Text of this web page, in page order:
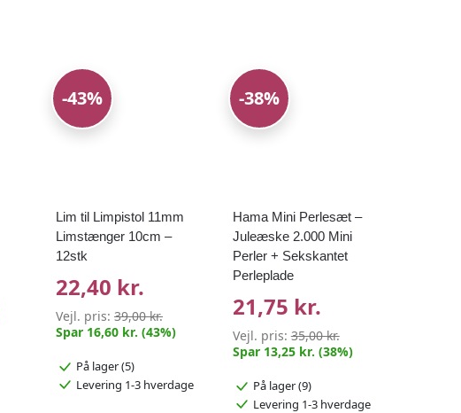
-43%
Lim til Limpistol 11mm
Limstænger 10cm –
12stk
22,40 kr.
Vejl. pris:39,00 kr.
Spar 16,60 kr. (43%)
På lager (5)
Levering 1-3 hverdage
-38%
Hama Mini Perlesæt –
Juleæske 2.000 Mini
Perler + Sekskantet
Perleplade
21,75 kr.
Vejl. pris:35,00 kr.
Spar 13,25 kr. (38%)
På lager (9)
Levering 1-3 hverdage